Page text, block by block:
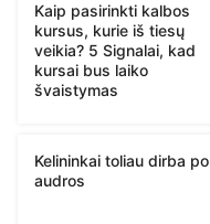
Kaip pasirinkti kalbos
kursus, kurie iš tiesų
veikia? 5 Signalai, kad
kursai bus laiko
švaistymas
Kelininkai toliau dirba po
audros